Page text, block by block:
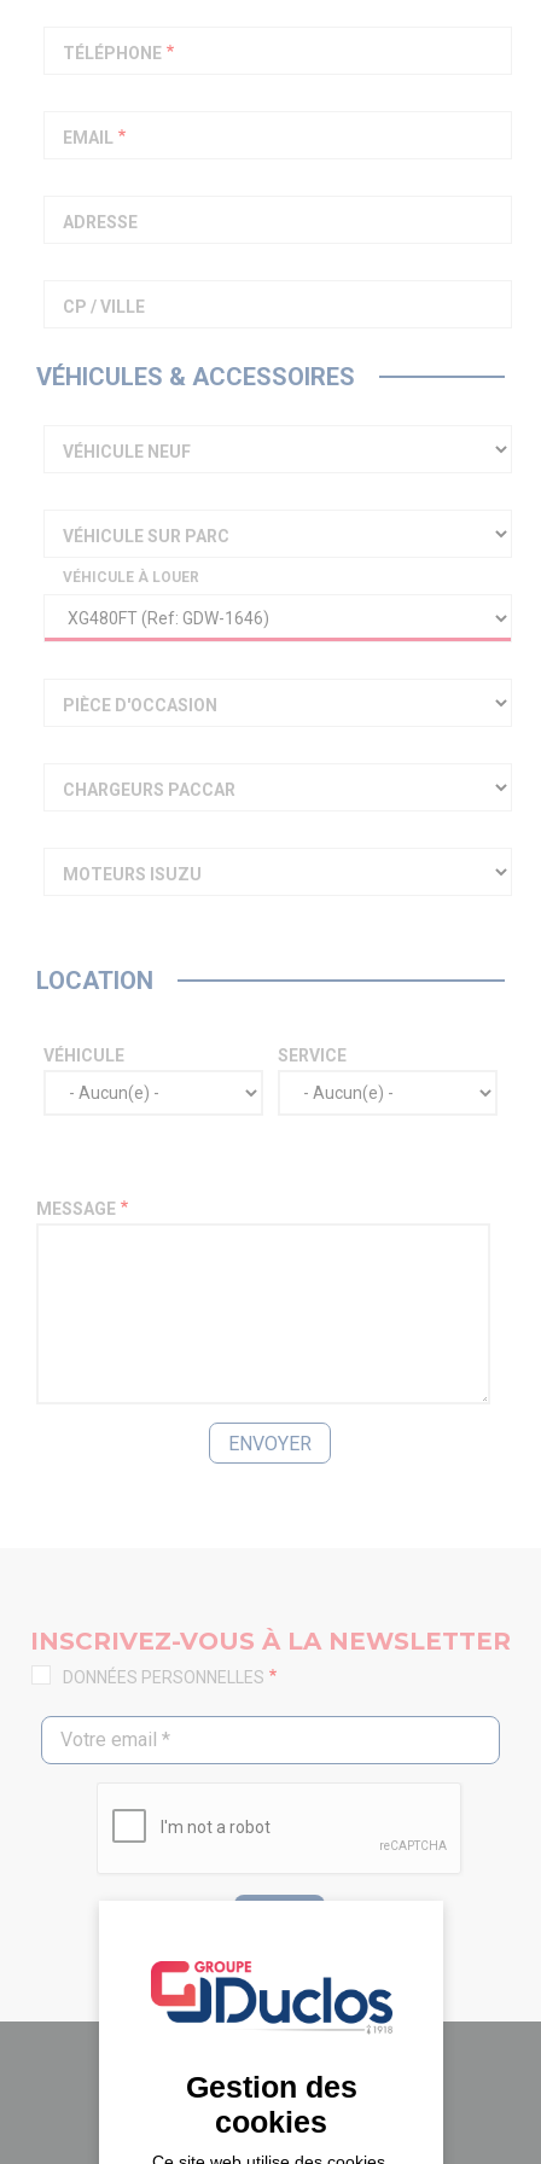
TÉLÉPHONE
EMAIL
ADRESSE
CP / VILLE
VÉHICULES & ACCESSOIRES
VÉHICULE NEUF
VÉHICULE SUR PARC
VÉHICULE À LOUER
PIÈCE D'OCCASION
CHARGEURS PACCAR
MOTEURS ISUZU
LOCATION
VÉHICULE SERVICE
MESSAGE
INSCRIVEZ-VOUS À LA NEWSLETTER
DONNÉES PERSONNELLES
Le groupe Duclos
A propos
Gestion des
cookies